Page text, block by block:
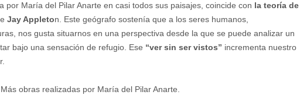
por María del Pilar Anarte en casi todos sus paisajes, coincide con la teoría de
Jay Appleton. Este geógrafo sostenía que a los seres humanos,
nos gusta situarnos en una perspectiva desde la que se puede analizar un
bajo una sensación de refugio. Ese “ver sin ser vistos” incrementa nuestro
Más obras realizadas por María del Pilar Anarte.